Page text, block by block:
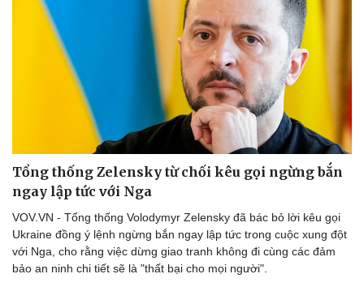
Tổng thống Zelensky từ chối kêu gọi ngừng bắn
ngay lập tức với Nga
VOV.VN - Tổng thống Volodymyr Zelensky đã bác bỏ lời kêu gọi
Ukraine đồng ý lệnh ngừng bắn ngay lập tức trong cuộc xung đột
với Nga, cho rằng việc dừng giao tranh không đi cùng các đảm
bảo an ninh chi tiết sẽ là "thất bại cho mọi người".